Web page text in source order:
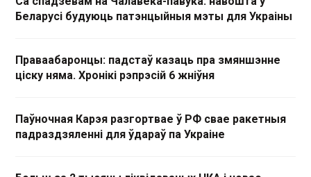
Беларусі будуюць патэнцыйныя мэты для Украіны
Праваабаронцы: падстаў казаць пра змяншэнне
ціску няма. Хронікі рэпрэсій 6 жніўня
Паўночная Карэя разгортвае ў РФ свае ракетныя
падраздзяленні для ўдараў па Украіне